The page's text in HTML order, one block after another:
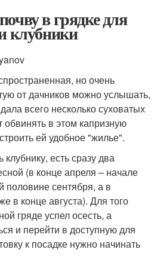
в грядке для
клубники
но очень
от дачников можно услышать,
всего несколько суховатых
обвинять в этом капризную
ей удобное "жилье".
есть сразу два
(в конце апреля – начале
половине сентября, а в
в конце августа). Для того
гряде успел осесть, а
и перейти в доступную для
к посадке нужно начинать